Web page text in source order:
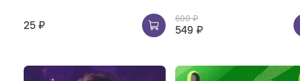
25 ₽ 600 ₽
549 ₽